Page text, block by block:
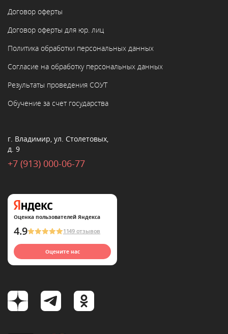
Договор оферты
Договор оферты для юр. лиц
Политика обработки персональных данных
Согласие на обработку персональных данных
Результаты проведения СОУТ
Обучение за счет государства
г. Владимир, ул. Столетовых,
д. 9
+7 (913) 000-06-77
Оценка пользователей Яндекса
4.9 1149 отзывов
Оцените нас